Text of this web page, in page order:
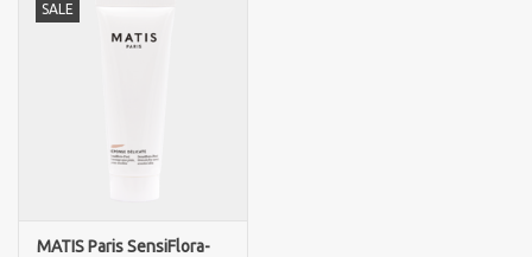
SALE
MATIS Paris SensiFlora-